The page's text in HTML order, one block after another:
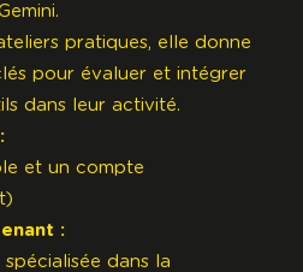
pratiques, elle donne
pour évaluer et intégrer
dans leur activité.
et un compte
:
dans la